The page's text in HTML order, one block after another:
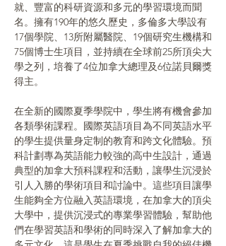
就、豐富的科研資源和多元的學習環境而聞
名。擁有190年的悠久歷史，多倫多大學設有
17個學院、13所附屬醫院、19個研究生機構和
75個博士生項目，並持續在全球前25所頂尖大
學之列，培養了4位加拿大總理及6位諾貝爾獎
得主。
在全新的國際夏季學院中，學生將有機會參加
各類學術課程。國際英語項目為不同英語水平
的學生提供量身定制的教育和跨文化體驗。預
科計劃專為英語能力較強的高中生設計，通過
典型的加拿大預科課程和活動，讓學生沉浸於
引人入勝的學術項目和討論中。這些項目讓學
生能夠全方位融入英語環境，在加拿大的頂尖
大學中，提供沉浸式的專業學習體驗，幫助他
們在學習英語和學術的同時深入了解加拿大的